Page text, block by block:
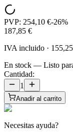
PVP: 254,10 €-26%
187,85 €
IVA incluido ·
En stock — Listo
Cantidad:
1
Anadir al carrito
Necesitas ayuda?